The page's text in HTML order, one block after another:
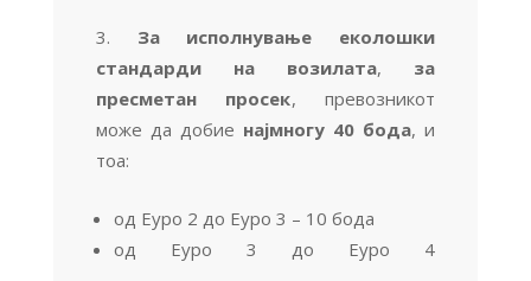
За исполнување еколошки
стандарди на возилата, за
пресметан просек, превозникот
може да добие најмногу 40 бода, и
тоа:
од Еуро 2 до Еуро 3 – 10 бода
од Еуро 3 до Еуро 4